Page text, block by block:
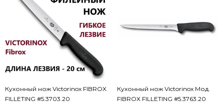
Кухонный нож Victorinox FIBROX
FILLETING #5.3703.20
Кухонный нож Victorinox Мод.
FIBROX FILLETING #5.3763.20